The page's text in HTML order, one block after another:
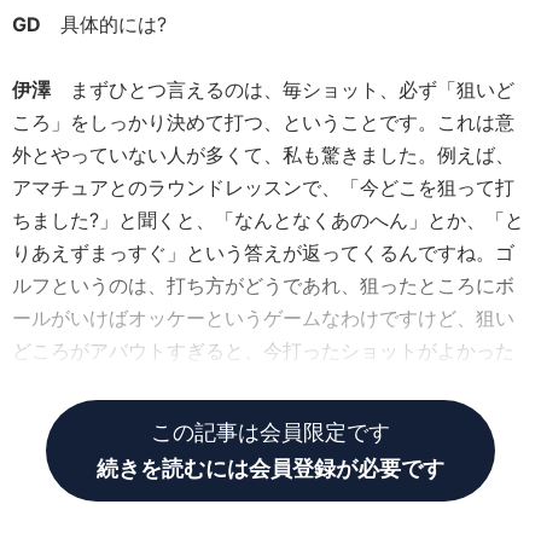
GD 具体的には?
伊澤
まずひとつ言えるのは、毎ショット、必ず「狙いど
ころ」をしっかり決めて打つ、ということです。これは意
外とやっていない人が多くて、私も驚きました。例えば、
アマチュアとのラウンドレッスンで、「今どこを狙って打
ちました?」と聞くと、「なんとなくあのへん」とか、「と
りあえずまっすぐ」という答えが返ってくるんですね。ゴ
ルフというのは、打ち方がどうであれ、狙ったところにボ
ールがいけばオッケーというゲームなわけですけど、狙い
どころがアバウトすぎると、今打ったショットがよかった
この記事は会員限定です
続きを読むには会員登録が必要です